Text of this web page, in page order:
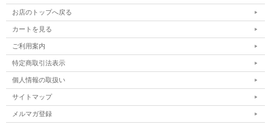
お店のトップへ戻る
カートを見る
ご利用案内
特定商取引法表示
個人情報の取扱い
サイトマップ
メルマガ登録